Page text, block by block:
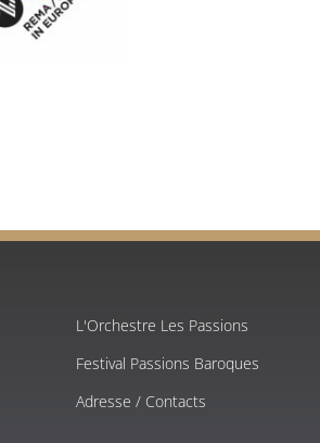
L'Orchestre Les Passions
Festival Passions Baroques
Adresse / Contacts